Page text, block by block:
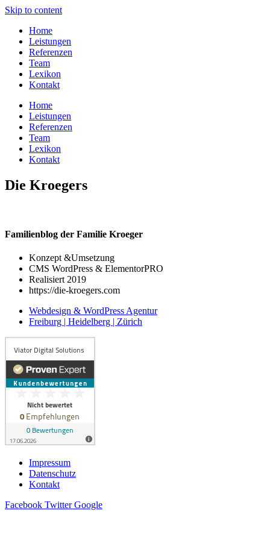
Skip to content
Home
Leistungen
Referenzen
Team
Lexikon
Kontakt
Home
Leistungen
Referenzen
Team
Lexikon
Kontakt
Die Kroegers
Familienblog der Familie Kroeger
Konzept &Umsetzung
CMS WordPress & ElementorPRO
Realisiert 2019
https://die-kroegers.com
Webdesign & WordPress Agentur
Freiburg | Heidelberg | Zürich
Impressum
Datenschutz
Kontakt
Facebook Twitter Google